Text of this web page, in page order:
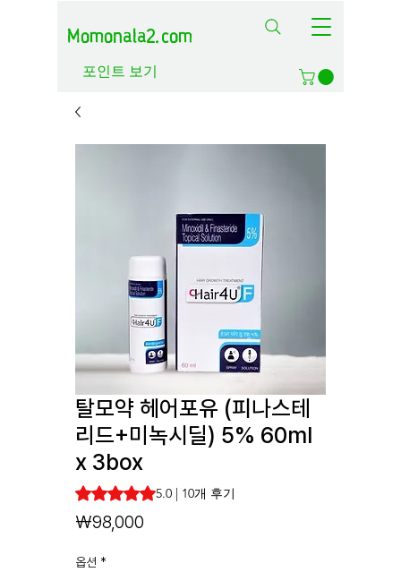
Momonala2.com
포인트 보기
탈모약 헤어포유 (피나스테
리드+미녹시딜) 5% 60ml
x 3box
10개의 후기 기준 5점 만점 중 5.0점
5.0 | 10개 후기
₩98,000
옵션 *